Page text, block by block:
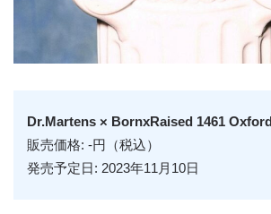
Dr.Martens × BornxRaised 1461 Oxford
販売価格: -円（税込）
発売予定日: 2023年11月10日